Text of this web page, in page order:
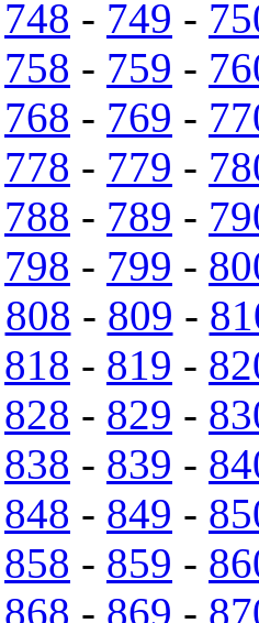
748 - 749 -
758 - 759 -
768 - 769 -
778 - 779 -
788 - 789 -
798 - 799 -
808 - 809 -
818 - 819 -
828 - 829 -
838 - 839 -
848 - 849 -
858 - 859 -
868 - 869 -